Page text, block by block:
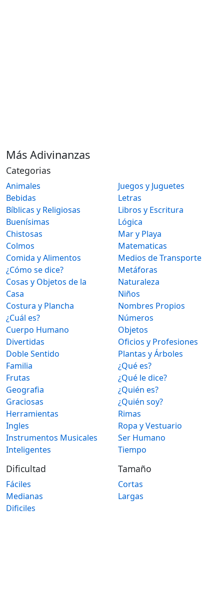
Más Adivinanzas
Categorias
Animales
Bebidas
Bíblicas y Religiosas
Buenísimas
Chistosas
Colmos
Comida y Alimentos
¿Cómo se dice?
Cosas y Objetos de la
Casa
Costura y Plancha
¿Cuál es?
Cuerpo Humano
Divertidas
Doble Sentido
Familia
Frutas
Geografia
Graciosas
Herramientas
Ingles
Instrumentos Musicales
Inteligentes
Juegos y Juguetes
Letras
Libros y Escritura
Lógica
Mar y Playa
Matematicas
Medios de Transporte
Metáforas
Naturaleza
Niños
Nombres Propios
Números
Objetos
Oficios y Profesiones
Plantas y Árboles
¿Qué es?
¿Qué le dice?
¿Quién es?
¿Quién soy?
Rimas
Ropa y Vestuario
Ser Humano
Tiempo
Dificultad
Fáciles
Medianas
Dificiles
Tamaño
Cortas
Largas